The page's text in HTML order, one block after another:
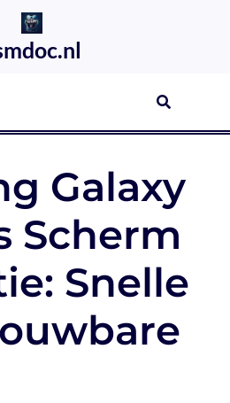
Galaxy
Scherm
Snelle